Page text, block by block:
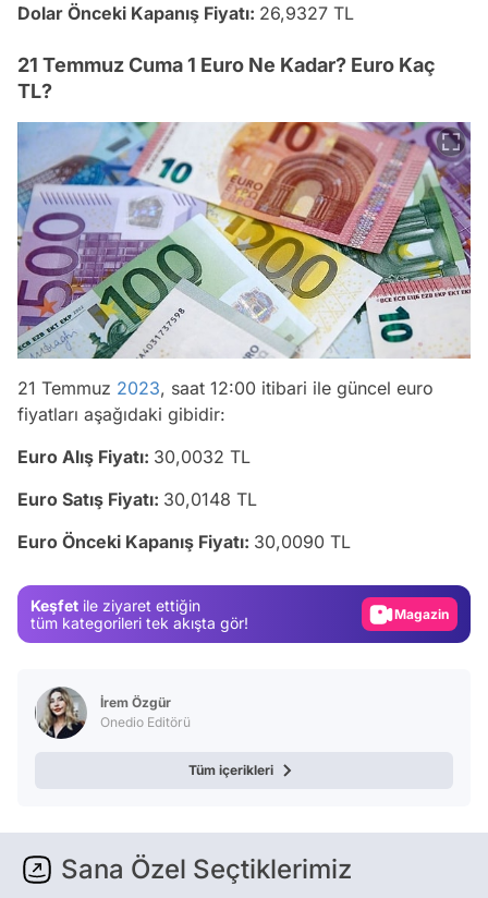
Dolar Önceki Kapanış Fiyatı: 26,9327 TL
21 Temmuz Cuma 1 Euro Ne Kadar? Euro Kaç
TL?
21 Temmuz 2023, saat 12:00 itibari ile güncel euro
fiyatları aşağıdaki gibidir:
Euro Alış Fiyatı: 30,0032 TL
Euro Satış Fiyatı: 30,0148 TL
Euro Önceki Kapanış Fiyatı: 30,0090 TL
Keşfet ile ziyaret ettiğin
tüm kategorileri tek akışta gör!
Magazin
İrem Özgür
Onedio Editörü
Tüm içerikleri
Sana Özel Seçtiklerimiz